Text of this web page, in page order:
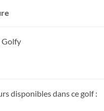
Golfy
disponibles dans ce golf :